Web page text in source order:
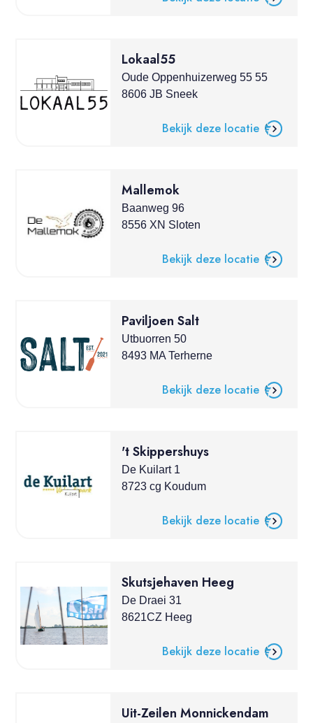
Lokaal55
Oude Oppenhuizerweg 55 55
8606 JB Sneek
Bekijk deze locatie
Mallemok
Baanweg 96
8556 XN Sloten
Bekijk deze locatie
Paviljoen Salt
Utbuorren 50
8493 MA Terherne
Bekijk deze locatie
't Skippershuys
De Kuilart 1
8723 cg Koudum
Bekijk deze locatie
Skutsjehaven Heeg
De Draei 31
8621CZ Heeg
Bekijk deze locatie
Uit-Zeilen Monnickendam